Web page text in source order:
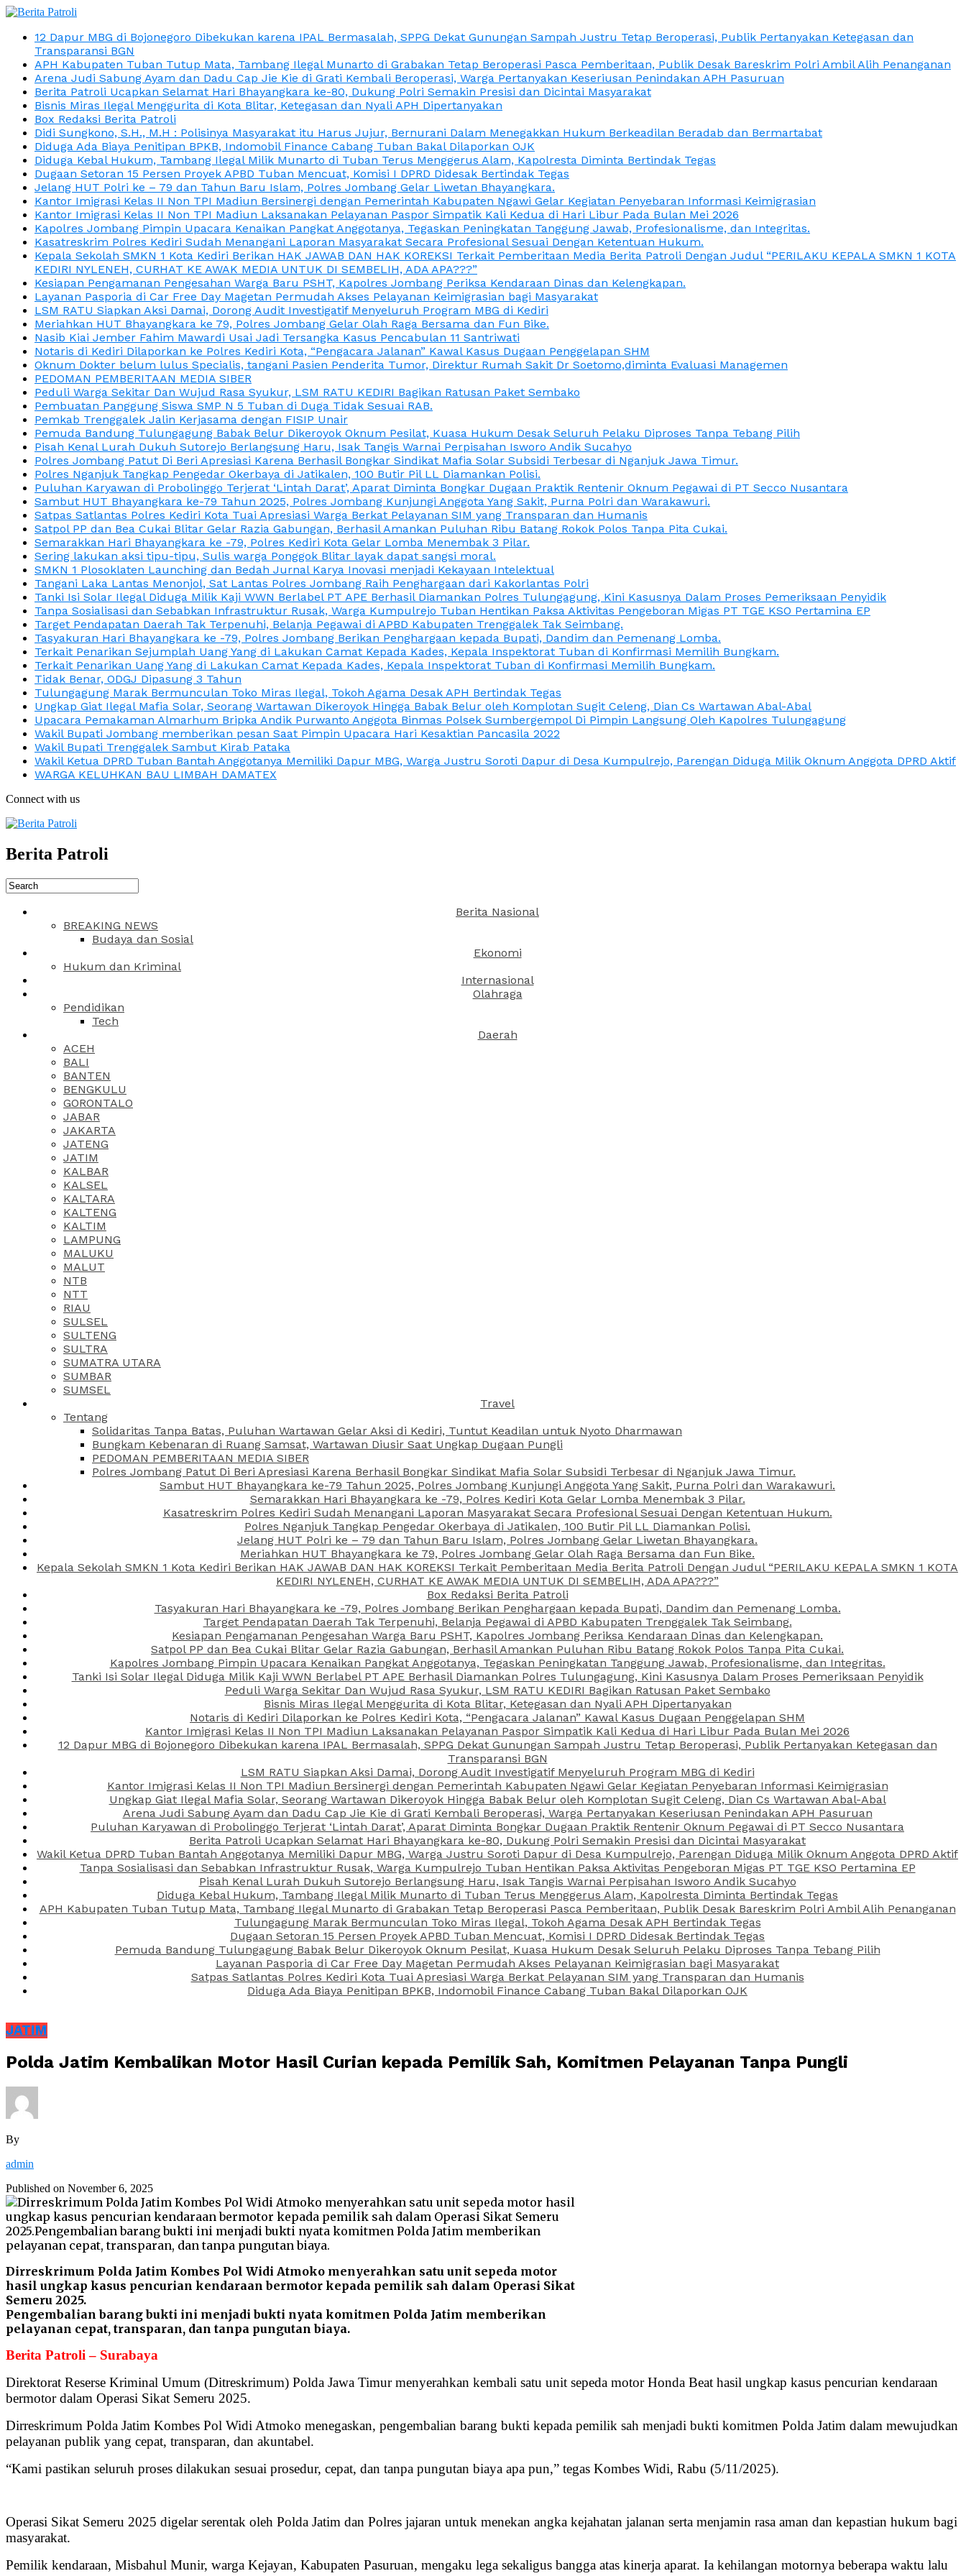
12 Dapur MBG di Bojonegoro Dibekukan karena IPAL Bermasalah, SPPG Dekat Gunungan Sampah Justru Tetap Beroperasi, Publik Pertanyakan Ketegasan dan
Transparansi BGN
APH Kabupaten Tuban Tutup Mata, Tambang Ilegal Munarto di Grabakan Tetap Beroperasi Pasca Pemberitaan, Publik Desak Bareskrim Polri Ambil Alih Penanganan
Arena Judi Sabung Ayam dan Dadu Cap Jie Kie di Grati Kembali Beroperasi, Warga Pertanyakan Keseriusan Penindakan APH Pasuruan
Berita Patroli Ucapkan Selamat Hari Bhayangkara ke-80, Dukung Polri Semakin Presisi dan Dicintai Masyarakat
Bisnis Miras Ilegal Menggurita di Kota Blitar, Ketegasan dan Nyali APH Dipertanyakan
Box Redaksi Berita Patroli
Didi Sungkono, S.H., M.H : Polisinya Masyarakat itu Harus Jujur, Bernurani Dalam Menegakkan Hukum Berkeadilan Beradab dan Bermartabat
Diduga Ada Biaya Penitipan BPKB, Indomobil Finance Cabang Tuban Bakal Dilaporkan OJK
Diduga Kebal Hukum, Tambang Ilegal Milik Munarto di Tuban Terus Menggerus Alam, Kapolresta Diminta Bertindak Tegas
Dugaan Setoran 15 Persen Proyek APBD Tuban Mencuat, Komisi I DPRD Didesak Bertindak Tegas
Jelang HUT Polri ke – 79 dan Tahun Baru Islam, Polres Jombang Gelar Liwetan Bhayangkara.
Kantor Imigrasi Kelas II Non TPI Madiun Bersinergi dengan Pemerintah Kabupaten Ngawi Gelar Kegiatan Penyebaran Informasi Keimigrasian
Kantor Imigrasi Kelas II Non TPI Madiun Laksanakan Pelayanan Paspor Simpatik Kali Kedua di Hari Libur Pada Bulan Mei 2026
Kapolres Jombang Pimpin Upacara Kenaikan Pangkat Anggotanya, Tegaskan Peningkatan Tanggung Jawab, Profesionalisme, dan Integritas.
Kasatreskrim Polres Kediri Sudah Menangani Laporan Masyarakat Secara Profesional Sesuai Dengan Ketentuan Hukum.
Kepala Sekolah SMKN 1 Kota Kediri Berikan HAK JAWAB DAN HAK KOREKSI Terkait Pemberitaan Media Berita Patroli Dengan Judul “PERILAKU KEPALA SMKN 1 KOTA
KEDIRI NYLENEH, CURHAT KE AWAK MEDIA UNTUK DI SEMBELIH, ADA APA???”
Kesiapan Pengamanan Pengesahan Warga Baru PSHT, Kapolres Jombang Periksa Kendaraan Dinas dan Kelengkapan.
Layanan Pasporia di Car Free Day Magetan Permudah Akses Pelayanan Keimigrasian bagi Masyarakat
LSM RATU Siapkan Aksi Damai, Dorong Audit Investigatif Menyeluruh Program MBG di Kediri
Meriahkan HUT Bhayangkara ke 79, Polres Jombang Gelar Olah Raga Bersama dan Fun Bike.
Nasib Kiai Jember Fahim Mawardi Usai Jadi Tersangka Kasus Pencabulan 11 Santriwati
Notaris di Kediri Dilaporkan ke Polres Kediri Kota, “Pengacara Jalanan” Kawal Kasus Dugaan Penggelapan SHM
Oknum Dokter belum lulus Specialis, tangani Pasien Penderita Tumor, Direktur Rumah Sakit Dr Soetomo,diminta Evaluasi Managemen
PEDOMAN PEMBERITAAN MEDIA SIBER
Peduli Warga Sekitar Dan Wujud Rasa Syukur, LSM RATU KEDIRI Bagikan Ratusan Paket Sembako
Pembuatan Panggung Siswa SMP N 5 Tuban di Duga Tidak Sesuai RAB.
Pemkab Trenggalek Jalin Kerjasama dengan FISIP Unair
Pemuda Bandung Tulungagung Babak Belur Dikeroyok Oknum Pesilat, Kuasa Hukum Desak Seluruh Pelaku Diproses Tanpa Tebang Pilih
Pisah Kenal Lurah Dukuh Sutorejo Berlangsung Haru, Isak Tangis Warnai Perpisahan Isworo Andik Sucahyo
Polres Jombang Patut Di Beri Apresiasi Karena Berhasil Bongkar Sindikat Mafia Solar Subsidi Terbesar di Nganjuk Jawa Timur.
Polres Nganjuk Tangkap Pengedar Okerbaya di Jatikalen, 100 Butir Pil LL Diamankan Polisi.
Puluhan Karyawan di Probolinggo Terjerat ‘Lintah Darat’, Aparat Diminta Bongkar Dugaan Praktik Rentenir Oknum Pegawai di PT Secco Nusantara
Sambut HUT Bhayangkara ke-79 Tahun 2025, Polres Jombang Kunjungi Anggota Yang Sakit, Purna Polri dan Warakawuri.
Satpas Satlantas Polres Kediri Kota Tuai Apresiasi Warga Berkat Pelayanan SIM yang Transparan dan Humanis
Satpol PP dan Bea Cukai Blitar Gelar Razia Gabungan, Berhasil Amankan Puluhan Ribu Batang Rokok Polos Tanpa Pita Cukai.
Semarakkan Hari Bhayangkara ke -79, Polres Kediri Kota Gelar Lomba Menembak 3 Pilar.
Sering lakukan aksi tipu-tipu, Sulis warga Ponggok Blitar layak dapat sangsi moral.
SMKN 1 Plosoklaten Launching dan Bedah Jurnal Karya Inovasi menjadi Kekayaan Intelektual
Tangani Laka Lantas Menonjol, Sat Lantas Polres Jombang Raih Penghargaan dari Kakorlantas Polri
Tanki Isi Solar Ilegal Diduga Milik Kaji WWN Berlabel PT APE Berhasil Diamankan Polres Tulungagung, Kini Kasusnya Dalam Proses Pemeriksaan Penyidik
Tanpa Sosialisasi dan Sebabkan Infrastruktur Rusak, Warga Kumpulrejo Tuban Hentikan Paksa Aktivitas Pengeboran Migas PT TGE KSO Pertamina EP
Target Pendapatan Daerah Tak Terpenuhi, Belanja Pegawai di APBD Kabupaten Trenggalek Tak Seimbang.
Tasyakuran Hari Bhayangkara ke -79, Polres Jombang Berikan Penghargaan kepada Bupati, Dandim dan Pemenang Lomba.
Terkait Penarikan Sejumplah Uang Yang di Lakukan Camat Kepada Kades, Kepala Inspektorat Tuban di Konfirmasi Memilih Bungkam.
Terkait Penarikan Uang Yang di Lakukan Camat Kepada Kades, Kepala Inspektorat Tuban di Konfirmasi Memilih Bungkam.
Tidak Benar, ODGJ Dipasung 3 Tahun
Tulungagung Marak Bermunculan Toko Miras Ilegal, Tokoh Agama Desak APH Bertindak Tegas
Ungkap Giat Ilegal Mafia Solar, Seorang Wartawan Dikeroyok Hingga Babak Belur oleh Komplotan Sugit Celeng, Dian Cs Wartawan Abal-Abal
Upacara Pemakaman Almarhum Bripka Andik Purwanto Anggota Binmas Polsek Sumbergempol Di Pimpin Langsung Oleh Kapolres Tulungagung
Wakil Bupati Jombang memberikan pesan Saat Pimpin Upacara Hari Kesaktian Pancasila 2022
Wakil Bupati Trenggalek Sambut Kirab Pataka
Wakil Ketua DPRD Tuban Bantah Anggotanya Memiliki Dapur MBG, Warga Justru Soroti Dapur di Desa Kumpulrejo, Parengan Diduga Milik Oknum Anggota DPRD Aktif
WARGA KELUHKAN BAU LIMBAH DAMATEX
Connect with us
Berita Patroli
Berita Nasional
BREAKING NEWS
Budaya dan Sosial
Ekonomi
Hukum dan Kriminal
Internasional
Olahraga
Pendidikan
Tech
Daerah
ACEH
BALI
BANTEN
BENGKULU
GORONTALO
JABAR
JAKARTA
JATENG
JATIM
KALBAR
KALSEL
KALTARA
KALTENG
KALTIM
LAMPUNG
MALUKU
MALUT
NTB
NTT
RIAU
SULSEL
SULTENG
SULTRA
SUMATRA UTARA
SUMBAR
SUMSEL
Travel
Tentang
Solidaritas Tanpa Batas, Puluhan Wartawan Gelar Aksi di Kediri, Tuntut Keadilan untuk Nyoto Dharmawan
Bungkam Kebenaran di Ruang Samsat, Wartawan Diusir Saat Ungkap Dugaan Pungli
PEDOMAN PEMBERITAAN MEDIA SIBER
Polres Jombang Patut Di Beri Apresiasi Karena Berhasil Bongkar Sindikat Mafia Solar Subsidi Terbesar di Nganjuk Jawa Timur.
Sambut HUT Bhayangkara ke-79 Tahun 2025, Polres Jombang Kunjungi Anggota Yang Sakit, Purna Polri dan Warakawuri.
Semarakkan Hari Bhayangkara ke -79, Polres Kediri Kota Gelar Lomba Menembak 3 Pilar.
Kasatreskrim Polres Kediri Sudah Menangani Laporan Masyarakat Secara Profesional Sesuai Dengan Ketentuan Hukum.
Polres Nganjuk Tangkap Pengedar Okerbaya di Jatikalen, 100 Butir Pil LL Diamankan Polisi.
Jelang HUT Polri ke – 79 dan Tahun Baru Islam, Polres Jombang Gelar Liwetan Bhayangkara.
Meriahkan HUT Bhayangkara ke 79, Polres Jombang Gelar Olah Raga Bersama dan Fun Bike.
Kepala Sekolah SMKN 1 Kota Kediri Berikan HAK JAWAB DAN HAK KOREKSI Terkait Pemberitaan Media Berita Patroli Dengan Judul “PERILAKU KEPALA SMKN 1 KOTA
KEDIRI NYLENEH, CURHAT KE AWAK MEDIA UNTUK DI SEMBELIH, ADA APA???”
Box Redaksi Berita Patroli
Tasyakuran Hari Bhayangkara ke -79, Polres Jombang Berikan Penghargaan kepada Bupati, Dandim dan Pemenang Lomba.
Target Pendapatan Daerah Tak Terpenuhi, Belanja Pegawai di APBD Kabupaten Trenggalek Tak Seimbang.
Kesiapan Pengamanan Pengesahan Warga Baru PSHT, Kapolres Jombang Periksa Kendaraan Dinas dan Kelengkapan.
Satpol PP dan Bea Cukai Blitar Gelar Razia Gabungan, Berhasil Amankan Puluhan Ribu Batang Rokok Polos Tanpa Pita Cukai.
Kapolres Jombang Pimpin Upacara Kenaikan Pangkat Anggotanya, Tegaskan Peningkatan Tanggung Jawab, Profesionalisme, dan Integritas.
Tanki Isi Solar Ilegal Diduga Milik Kaji WWN Berlabel PT APE Berhasil Diamankan Polres Tulungagung, Kini Kasusnya Dalam Proses Pemeriksaan Penyidik
Peduli Warga Sekitar Dan Wujud Rasa Syukur, LSM RATU KEDIRI Bagikan Ratusan Paket Sembako
Bisnis Miras Ilegal Menggurita di Kota Blitar, Ketegasan dan Nyali APH Dipertanyakan
Notaris di Kediri Dilaporkan ke Polres Kediri Kota, “Pengacara Jalanan” Kawal Kasus Dugaan Penggelapan SHM
Kantor Imigrasi Kelas II Non TPI Madiun Laksanakan Pelayanan Paspor Simpatik Kali Kedua di Hari Libur Pada Bulan Mei 2026
12 Dapur MBG di Bojonegoro Dibekukan karena IPAL Bermasalah, SPPG Dekat Gunungan Sampah Justru Tetap Beroperasi, Publik Pertanyakan Ketegasan dan
Transparansi BGN
LSM RATU Siapkan Aksi Damai, Dorong Audit Investigatif Menyeluruh Program MBG di Kediri
Kantor Imigrasi Kelas II Non TPI Madiun Bersinergi dengan Pemerintah Kabupaten Ngawi Gelar Kegiatan Penyebaran Informasi Keimigrasian
Ungkap Giat Ilegal Mafia Solar, Seorang Wartawan Dikeroyok Hingga Babak Belur oleh Komplotan Sugit Celeng, Dian Cs Wartawan Abal-Abal
Arena Judi Sabung Ayam dan Dadu Cap Jie Kie di Grati Kembali Beroperasi, Warga Pertanyakan Keseriusan Penindakan APH Pasuruan
Puluhan Karyawan di Probolinggo Terjerat ‘Lintah Darat’, Aparat Diminta Bongkar Dugaan Praktik Rentenir Oknum Pegawai di PT Secco Nusantara
Berita Patroli Ucapkan Selamat Hari Bhayangkara ke-80, Dukung Polri Semakin Presisi dan Dicintai Masyarakat
Wakil Ketua DPRD Tuban Bantah Anggotanya Memiliki Dapur MBG, Warga Justru Soroti Dapur di Desa Kumpulrejo, Parengan Diduga Milik Oknum Anggota DPRD Aktif
Tanpa Sosialisasi dan Sebabkan Infrastruktur Rusak, Warga Kumpulrejo Tuban Hentikan Paksa Aktivitas Pengeboran Migas PT TGE KSO Pertamina EP
Pisah Kenal Lurah Dukuh Sutorejo Berlangsung Haru, Isak Tangis Warnai Perpisahan Isworo Andik Sucahyo
Diduga Kebal Hukum, Tambang Ilegal Milik Munarto di Tuban Terus Menggerus Alam, Kapolresta Diminta Bertindak Tegas
APH Kabupaten Tuban Tutup Mata, Tambang Ilegal Munarto di Grabakan Tetap Beroperasi Pasca Pemberitaan, Publik Desak Bareskrim Polri Ambil Alih Penanganan
Tulungagung Marak Bermunculan Toko Miras Ilegal, Tokoh Agama Desak APH Bertindak Tegas
Dugaan Setoran 15 Persen Proyek APBD Tuban Mencuat, Komisi I DPRD Didesak Bertindak Tegas
Pemuda Bandung Tulungagung Babak Belur Dikeroyok Oknum Pesilat, Kuasa Hukum Desak Seluruh Pelaku Diproses Tanpa Tebang Pilih
Layanan Pasporia di Car Free Day Magetan Permudah Akses Pelayanan Keimigrasian bagi Masyarakat
Satpas Satlantas Polres Kediri Kota Tuai Apresiasi Warga Berkat Pelayanan SIM yang Transparan dan Humanis
Diduga Ada Biaya Penitipan BPKB, Indomobil Finance Cabang Tuban Bakal Dilaporkan OJK
JATIM
Polda Jatim Kembalikan Motor Hasil Curian kepada Pemilik Sah, Komitmen Pelayanan Tanpa Pungli
By
admin
Published on November 6, 2025
Dirreskrimum Polda Jatim Kombes Pol Widi Atmoko menyerahkan satu unit sepeda motor
hasil ungkap kasus pencurian kendaraan bermotor kepada pemilik sah dalam Operasi Sikat
Semeru 2025.
Pengembalian barang bukti ini menjadi bukti nyata komitmen Polda Jatim memberikan
pelayanan cepat, transparan, dan tanpa pungutan biaya.
Berita Patroli – Surabaya
Direktorat Reserse Kriminal Umum (Ditreskrimum) Polda Jawa Timur menyerahkan kembali satu unit sepeda motor Honda Beat hasil ungkap kasus pencurian kendaraan
bermotor dalam Operasi Sikat Semeru 2025.
Dirreskrimum Polda Jatim Kombes Pol Widi Atmoko menegaskan, pengembalian barang bukti kepada pemilik sah menjadi bukti komitmen Polda Jatim dalam mewujudkan
pelayanan publik yang cepat, transparan, dan akuntabel.
“Kami pastikan seluruh proses dilakukan sesuai prosedur, cepat, dan tanpa pungutan biaya apa pun,” tegas Kombes Widi, Rabu (5/11/2025).
Operasi Sikat Semeru 2025 digelar serentak oleh Polda Jatim dan Polres jajaran untuk menekan angka kejahatan jalanan serta menjamin rasa aman dan kepastian hukum bagi
masyarakat.
Pemilik kendaraan, Misbahul Munir, warga Kejayan, Kabupaten Pasuruan, mengaku lega sekaligus bangga atas kinerja aparat. Ia kehilangan motornya beberapa waktu lalu